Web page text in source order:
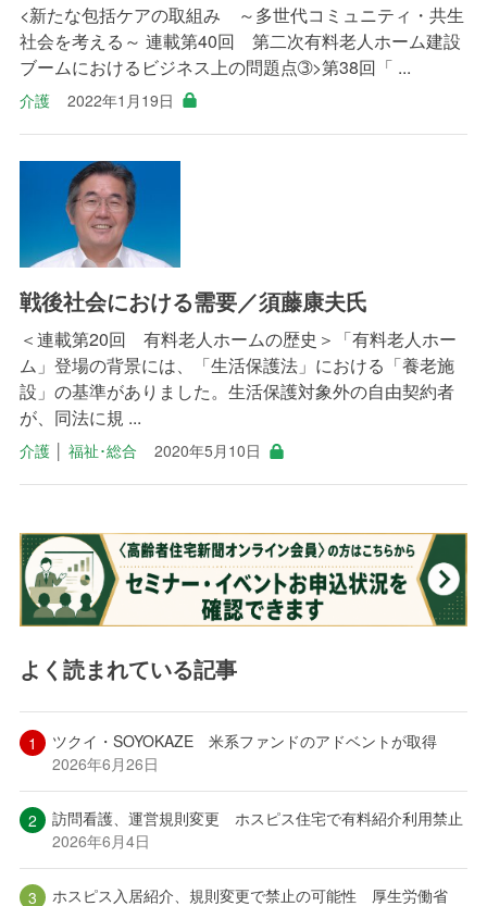
<新たな包括ケアの取組み ～多世代コミュニティ・共生
社会を考える～ 連載第40回 第二次有料老人ホーム建設
ブームにおけるビジネス上の問題点➂>第38回「 ...
介護 2022年1月19日
戦後社会における需要／須藤康夫氏
＜連載第20回 有料老人ホームの歴史＞「有料老人ホー
ム」登場の背景には、「生活保護法」における「養老施
設」の基準がありました。生活保護対象外の自由契約者
が、同法に規 ...
介護│ 福祉･総合 2020年5月10日
よく読まれている記事
ツクイ・SOYOKAZE 米系ファンドのアドベントが取得
2026年6月26日
訪問看護、運営規則変更 ホスピス住宅で有料紹介利用禁止
2026年6月4日
ホスピス入居紹介、規則変更で禁止の可能性 厚生労働省